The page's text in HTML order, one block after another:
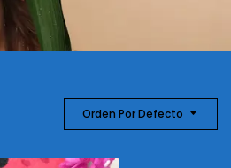
Orden Por Defecto